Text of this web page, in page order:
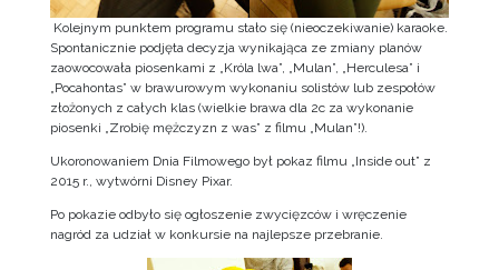
Kolejnym punktem programu stało się (nieoczekiwanie) karaoke.
Spontanicznie podjęta decyzja wynikająca ze zmiany planów
zaowocowała piosenkami z „Króla lwa”, „Mulan”, „Herculesa” i
„Pocahontas” w brawurowym wykonaniu solistów lub zespołów
złożonych z całych klas (wielkie brawa dla 2c za wykonanie
piosenki „Zrobię mężczyzn z was” z filmu „Mulan”!).
Ukoronowaniem Dnia Filmowego był pokaz filmu „Inside out” z
2015 r., wytwórni Disney Pixar.
Po pokazie odbyło się ogłoszenie zwycięzców i wręczenie
nagród za udział w konkursie na najlepsze przebranie.